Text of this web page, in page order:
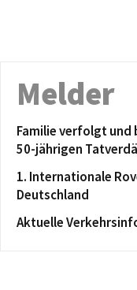
Melder
Familie verfolgt
50-jährigen
1. Internationale
Deutschland
Aktuelle